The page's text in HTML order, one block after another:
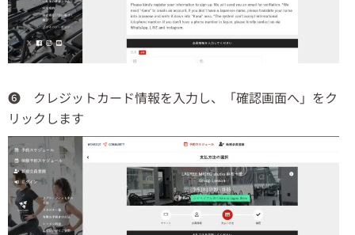
❻ クレジットカード情報を入力し、「確認画面へ」をク
リックします